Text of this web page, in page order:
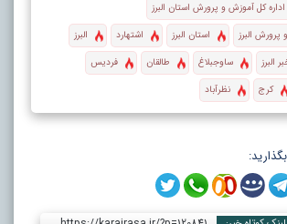
اداره كل آموزش و پرورش استان البرز
پرورش البرز
استان البرز اشتهارد
البرز
البرز ساوجبلاغ طالقان
فردیس
کرج نظرآباد